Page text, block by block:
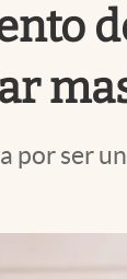
por ser